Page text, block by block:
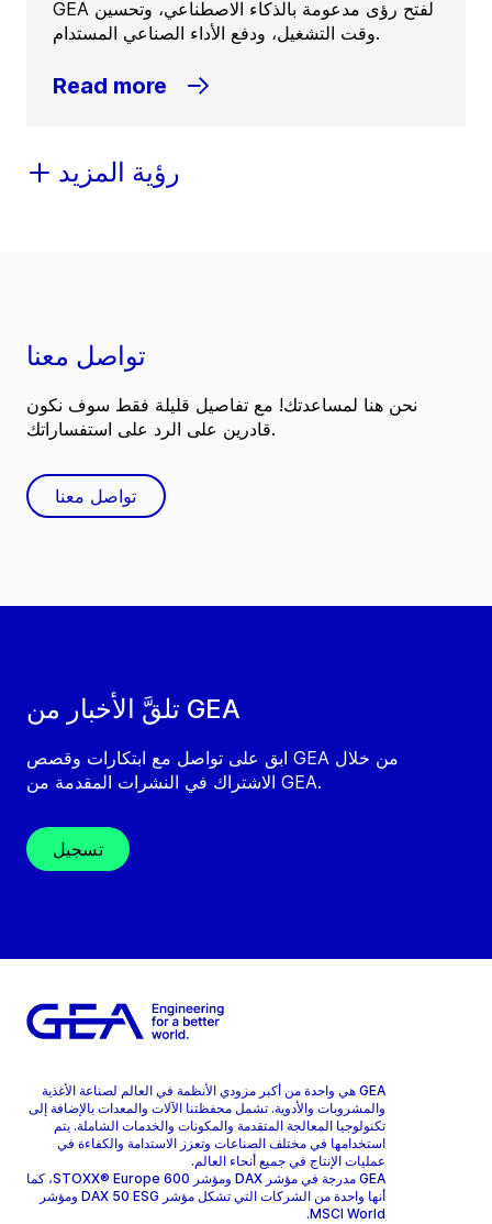
GEA لفتح رؤى مدعومة بالذكاء الاصطناعي، وتحسين
وقت التشغيل، ودفع الأداء الصناعي المستدام.
Read more
رؤية المزيد
تلقَّ الأخبار من GEA
ابق على تواصل مع ابتكارات وقصص GEA من خلال
الاشتراك في النشرات المقدمة من GEA.
تسجيل
تواصل معنا
نحن هنا لمساعدتك! مع تفاصيل قليلة فقط سوف نكون
قادرين على الرد على استفساراتك.
تواصل معنا
GEA هي واحدة من أكبر مزودي الأنظمة في العالم لصناعة الأغذية
والمشروبات والأدوية. تشمل محفظتنا الآلات والمعدات بالإضافة إلى
تكنولوجيا المعالجة المتقدمة والمكونات والخدمات الشاملة. يتم
استخدامها في مختلف الصناعات وتعزز الاستدامة والكفاءة في
عمليات الإنتاج في جميع أنحاء العالم.
GEA مدرجة في مؤشر DAX ومؤشر STOXX® Europe 600، كما
أنها واحدة من الشركات التي تشكل مؤشر DAX 50 ESG ومؤشر
MSCI World.